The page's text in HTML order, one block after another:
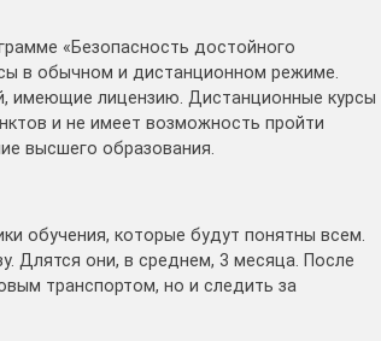
«Безопасность достойного
в обычном и дистанционном режиме.
имеющие лицензию. Дистанционные курсы
и не имеет возможность пройти
высшего образования.
обучения, которые будут понятны всем.
Длятся они, в среднем, 3 месяца. После
транспортом, но и следить за